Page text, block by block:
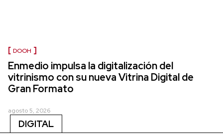
DOOH
Enmedio impulsa la digitalización del
vitrinismo con su nueva Vitrina Digital de
Gran Formato
agosto 5, 2026
DIGITAL